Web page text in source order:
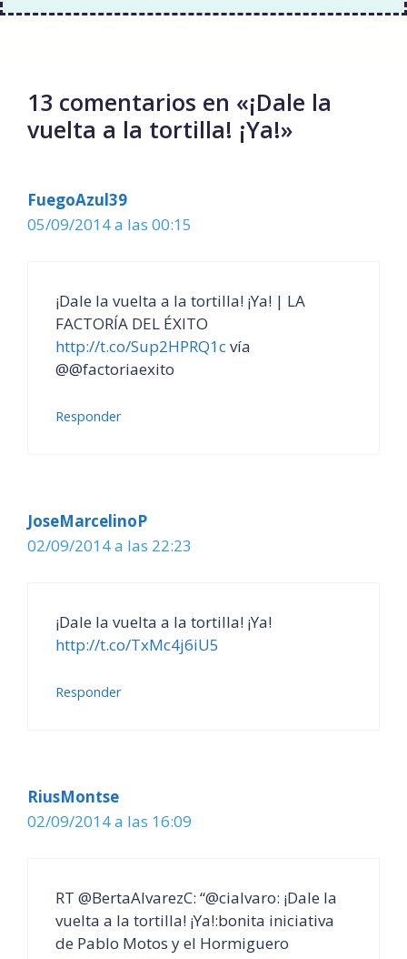
13 comentarios en «¡Dale la
vuelta a la tortilla! ¡Ya!»
FuegoAzul39
05/09/2014 a las 00:15
¡Dale la vuelta a la tortilla! ¡Ya! | LA
FACTORÍA DEL ÉXITO
http://t.co/Sup2HPRQ1cvía
@@factoriaexito
Responder
JoseMarcelinoP
02/09/2014 a las 22:23
¡Dale la vuelta a la tortilla! ¡Ya!
http://t.co/TxMc4j6iU5
Responder
RiusMontse
02/09/2014 a las 16:09
RT @BertaAlvarezC: “@cialvaro: ¡Dale la
vuelta a la tortilla! ¡Ya!:bonita iniciativa
de Pablo Motos y el Hormiguero